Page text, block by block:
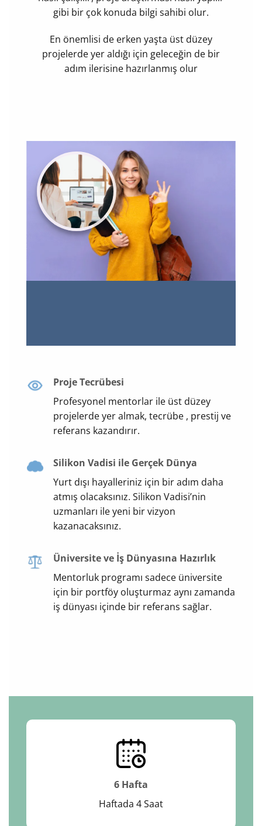
gibi bir çok konuda bilgi sahibi olur.
En önemlisi de erken yaşta üst düzey
projelerde yer aldığı için geleceğin de bir
adım ilerisine hazırlanmış olur
Proje Tecrübesi
Profesyonel mentorlar ile üst düzey
projelerde yer almak, tecrübe , prestij ve
referans kazandırır.
Silikon Vadisi ile Gerçek Dünya
Yurt dışı hayalleriniz için bir adım daha
atmış olacaksınız. Silikon Vadisi’nin
uzmanları ile yeni bir vizyon
kazanacaksınız.
Üniversite ve İş Dünyasına Hazırlık
Mentorluk programı sadece üniversite
için bir portföy oluşturmaz aynı zamanda
iş dünyası içinde bir referans sağlar.
6 Hafta
Haftada 4 Saat